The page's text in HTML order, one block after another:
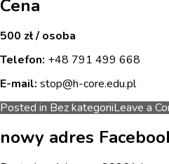
Cena
500 zł / osoba
Telefon: +48 791 499 668
E-mail: stop@h-core.edu.pl
Posted in Bez kategoriiLeave a
nowy adres